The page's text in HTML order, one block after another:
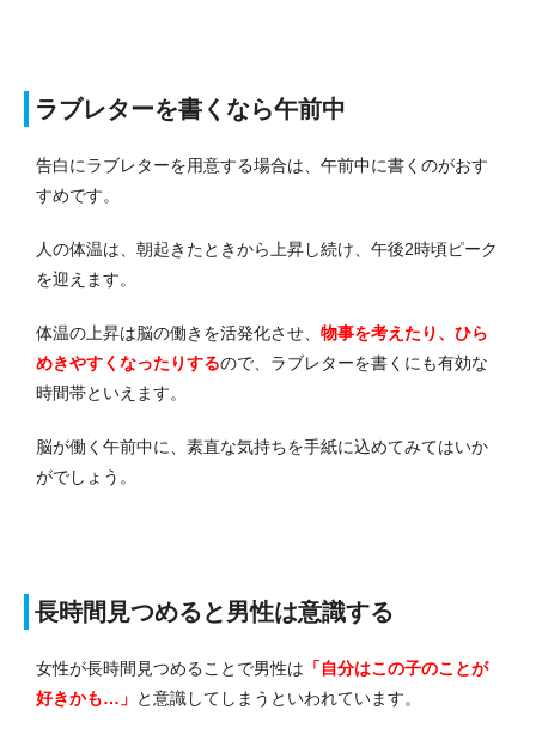
ラブレターを書くなら午前中
告白にラブレターを用意する場合は、午前中に書くのがおす
すめです。
人の体温は、朝起きたときから上昇し続け、午後2時頃ピーク
を迎えます。
体温の上昇は脳の働きを活発化させ、 物事を考えたり、ひら
めきやすくなったりするので、ラブレターを書くにも有効な
時間帯といえます。
脳が働く午前中に、素直な気持ちを手紙に込めてみてはいか
がでしょう。
長時間見つめると男性は意識する
女性が長時間見つめることで男性は 「自分はこの子のことが
好きかも…」 と意識してしまうといわれています。